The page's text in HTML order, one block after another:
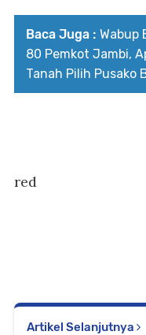
Baca Juga : Wabup
80 Pemkot Jambi,
Tanah Pilih Pusako
red
Artikel Selanjutnya